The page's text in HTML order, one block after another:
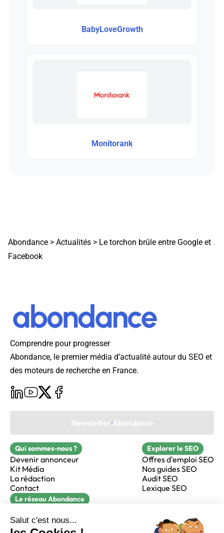
BabyLoveGrowth
Monitorank
Abondance > Actualités > Le torchon brûle entre Google et
Facebook
Comprendre pour progresser
Abondance, le premier média d’actualité autour du SEO et
des moteurs de recherche en France.
Newsletter Abondance
Qui sommes-nous ?
Devenir annonceur
Kit Média
La rédaction
Contact
Explorer le SEO
Offres d'emploi SEO
Nos guides SEO
Audit SEO
Lexique SEO
Le réseau Abondance
Réacteur
alfie formation